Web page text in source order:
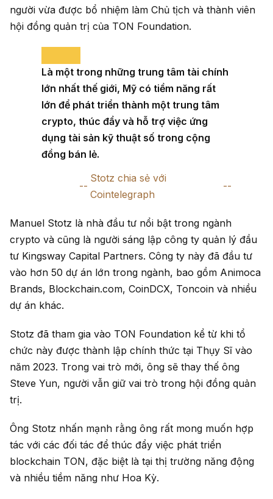
người vừa được bổ nhiệm làm Chủ tịch và thành viên
hội đồng quản trị của TON Foundation.
Là một trong những trung tâm tài chính
lớn nhất thế giới, Mỹ có tiềm năng rất
lớn để phát triển thành một trung tâm
crypto, thúc đẩy và hỗ trợ việc ứng
dụng tài sản kỹ thuật số trong cộng
đồng bán lẻ.
Stotz chia sẻ với
Cointelegraph
Manuel Stotz là nhà đầu tư nổi bật trong ngành
crypto và cũng là người sáng lập công ty quản lý đầu
tư Kingsway Capital Partners. Công ty này đã đầu tư
vào hơn 50 dự án lớn trong ngành, bao gồm Animoca
Brands, Blockchain.com, CoinDCX, Toncoin và nhiều
dự án khác.
Stotz đã tham gia vào TON Foundation kể từ khi tổ
chức này được thành lập chính thức tại Thụy Sĩ vào
năm 2023. Trong vai trò mới, ông sẽ thay thế ông
Steve Yun, người vẫn giữ vai trò trong hội đồng quản
trị.
Ông Stotz nhấn mạnh rằng ông rất mong muốn hợp
tác với các đối tác để thúc đẩy việc phát triển
blockchain TON, đặc biệt là tại thị trường năng động
và nhiều tiềm năng như Hoa Kỳ.